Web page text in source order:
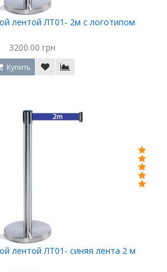
лентой ЛТ01- 2м с логотипом
3200.00 грн
Купить
лентой ЛТ01- синяя лента 2 м